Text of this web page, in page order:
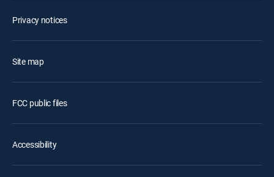
Privacy notices
Site map
FCC public files
Accessibility